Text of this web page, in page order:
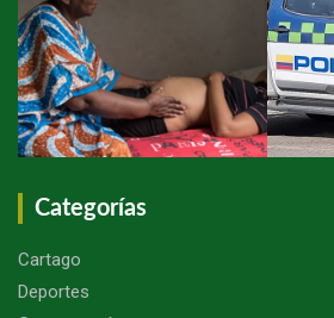
Categorías
Cartago
Deportes